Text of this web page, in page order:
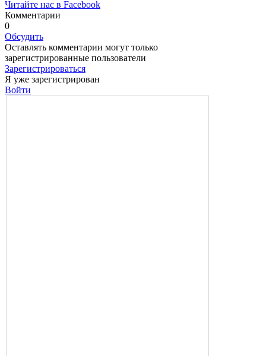
Читайте нас в Facebook
Комментарии
0
Обсудить
Оставлять комментарии могут только
зарегистрированные пользователи
Зарегистрироваться
Я уже зарегистрирован
Войти